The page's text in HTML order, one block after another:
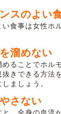
スのよい
い食事は女性ホ
溜めない
めることでホル
抜きできる方法
ましょう。
さない
と、全身の血流